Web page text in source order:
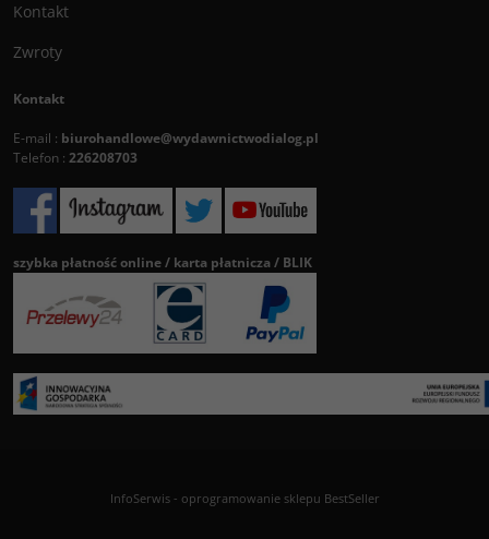
Kontakt
Zwroty
Kontakt
E-mail : biurohandlowe@wydawnictwodialog.pl
Telefon : 226208703
szybka płatność online / karta płatnicza / BLIK
InfoSerwis- oprogramowanie sklepu BestSeller